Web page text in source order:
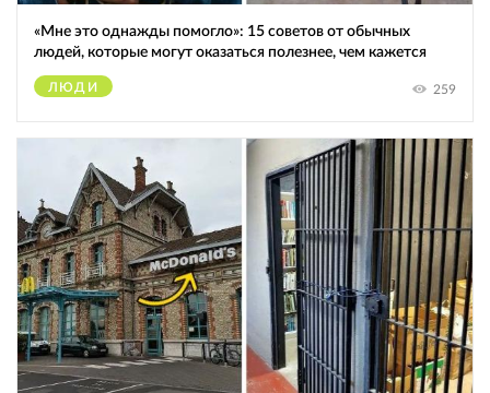
«Мне это однажды помогло»: 15 советов от обычных
людей, которые могут оказаться полезнее, чем кажется
ЛЮДИ 259